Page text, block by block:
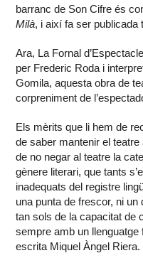
barranc de Son Cifre és
Milà, i així fa ser publicada
Ara, La Fornal
per Frederic Roda i
Gomila, aquesta obra de
corpreniment de
Els mèrits que li hem de
de saber mantenir el teatre
de no negar al teatre la
gènere literari, que tants
inadequats del registre
una punta de frescor, ni un
tan sols de la capacitat de
sempre amb un llenguatge
escrita Miquel Àngel Riera.